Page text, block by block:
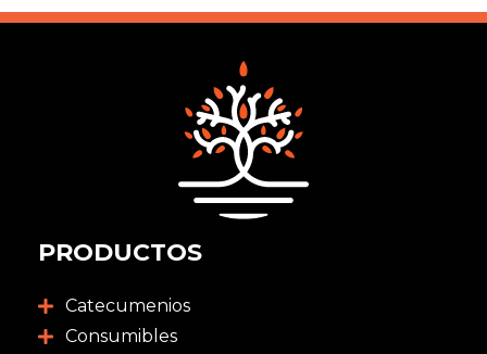
PRODUCTOS
Catecumenios
Consumibles